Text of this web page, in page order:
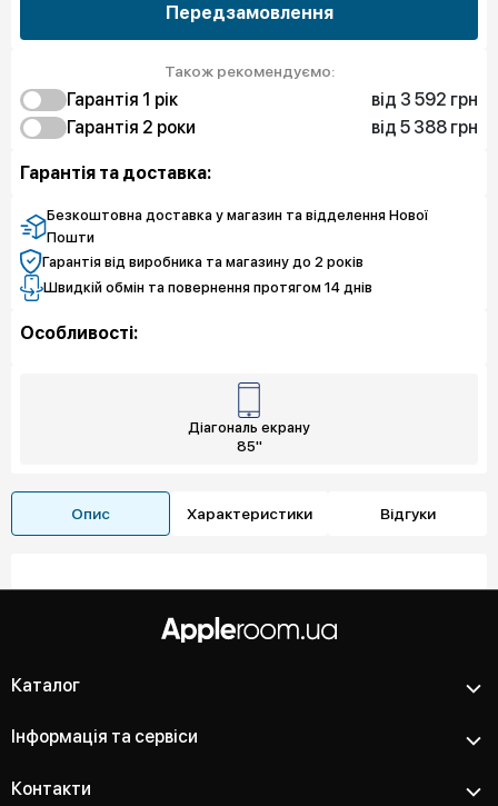
Передзамовлення
Також рекомендуємо:
Гарантія 1 рік
від 3 592 грн
Захист від браку
3 592 грн
Гарантія 2 роки
від 5 388 грн
Захист екрану
Гарантія та доставка:
Безкоштовна доставка у магазин та відделення Нової
Пошти
Гарантія від виробника та магазину до 2 років
Швидкій обмін та повернення протягом 14 днів
Особливості:
Діагональ екрану
85"
Опис Характеристики Відгуки
Каталог
Інформація та сервіси
Контакти